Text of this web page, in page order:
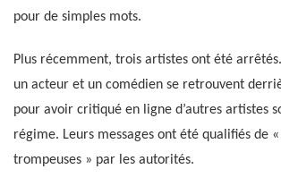
pour de simples mots.
Plus récemment, trois artistes ont été
un acteur et un comédien se retrouvent
pour avoir critiqué en ligne d’autres artistes
régime. Leurs messages ont été qualifiés de
trompeuses » par les autorités.